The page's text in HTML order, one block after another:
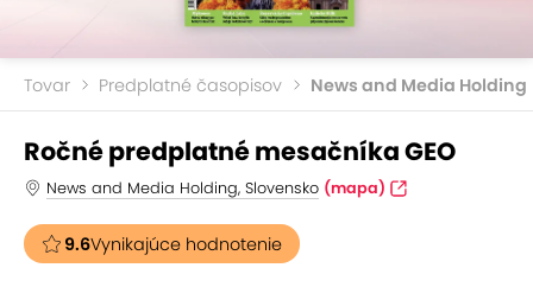
Tovar Predplatné časopisov News and Media Holding
Ročné predplatné mesačníka GEO
News and Media Holding, Slovensko (mapa)
9.6Vynikajúce hodnotenie